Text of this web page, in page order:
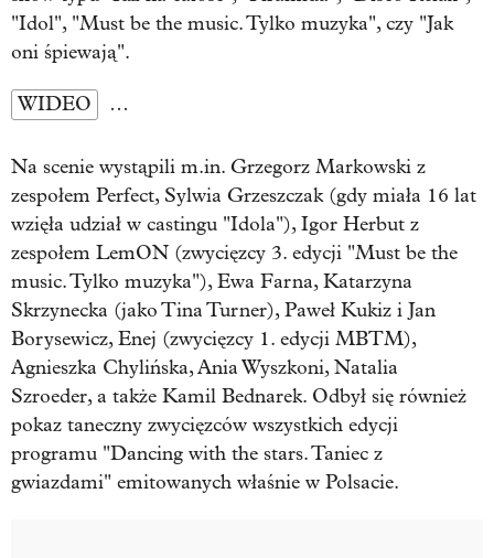
"Idol", "Must be the music. Tylko muzyka", czy "Jak
oni śpiewają".
WIDEO …
Na scenie wystąpili m.in. Grzegorz Markowski z
zespołem Perfect, Sylwia Grzeszczak (gdy miała 16 lat
wzięła udział w castingu "Idola"), Igor Herbut z
zespołem LemON (zwycięzcy 3. edycji "Must be the
music. Tylko muzyka"), Ewa Farna, Katarzyna
Skrzynecka (jako Tina Turner), Paweł Kukiz i Jan
Borysewicz, Enej (zwycięzcy 1. edycji MBTM),
Agnieszka Chylińska, Ania Wyszkoni, Natalia
Szroeder, a także Kamil Bednarek. Odbył się również
pokaz taneczny zwycięzców wszystkich edycji
programu "Dancing with the stars. Taniec z
gwiazdami" emitowanych właśnie w Polsacie.